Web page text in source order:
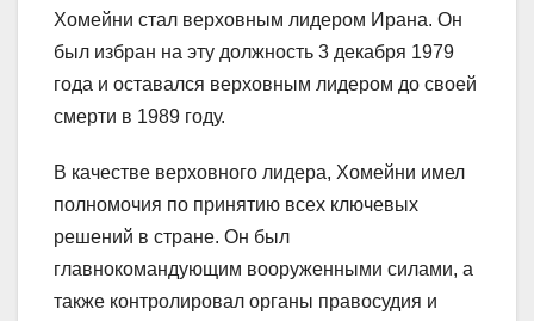
Хомейни стал верховным лидером Ирана. Он
был избран на эту должность 3 декабря 1979
года и оставался верховным лидером до своей
смерти в 1989 году.
В качестве верховного лидера, Хомейни имел
полномочия по принятию всех ключевых
решений в стране. Он был
главнокомандующим вооруженными силами, а
также контролировал органы правосудия и